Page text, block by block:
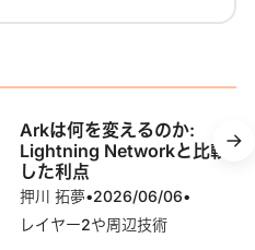
Arkは何を変えるのか:
Lightning Networkと比較
した利点
押川 拓夢•2026/06/06•
レイヤー2や周辺技術